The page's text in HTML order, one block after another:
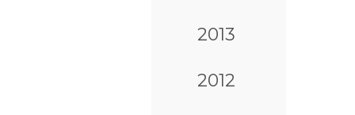
2013
2012